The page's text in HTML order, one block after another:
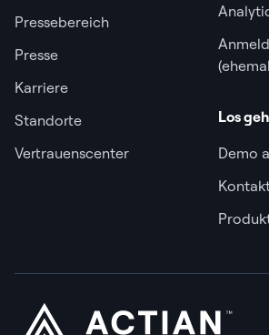
Pressebereich
Presse
Karriere
Standorte
Vertrauenscenter
Los
Demo